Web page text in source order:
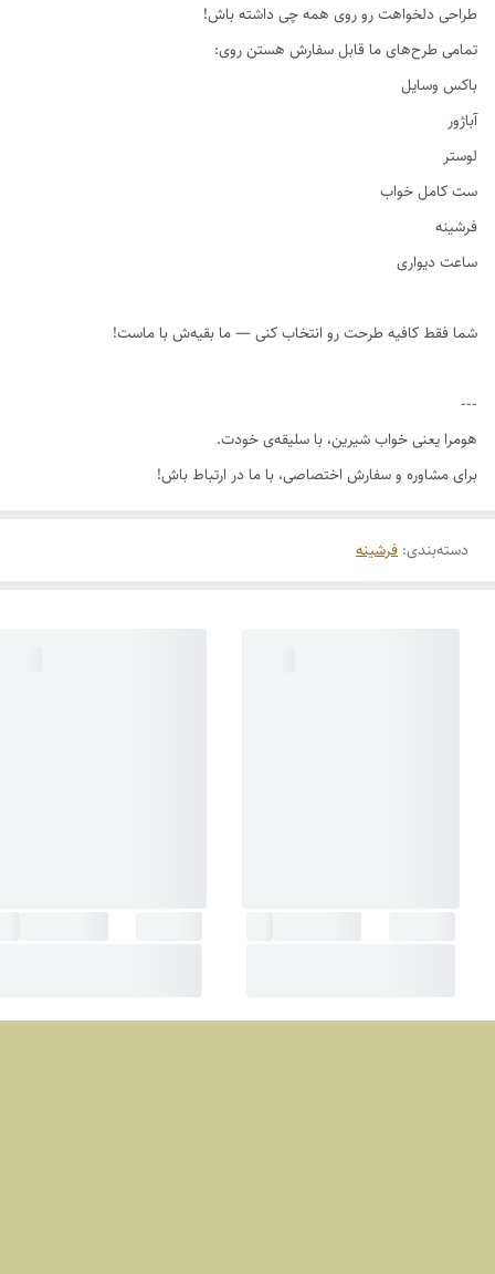
طراحی دلخواهت رو روی همه چی داشته باش!
تمامی طرح‌های ما قابل سفارش هستن روی:
باکس وسایل
آباژور
لوستر
ست کامل خواب
فرشینه
ساعت دیواری
شما فقط کافیه طرحت رو انتخاب کنی — ما بقیه‌ش با ماست!
---
هومرا یعنی خواب شیرین، با سلیقه‌ی خودت.
برای مشاوره و سفارش اختصاصی، با ما در ارتباط باش!
دسته‌بندی: فرشینه